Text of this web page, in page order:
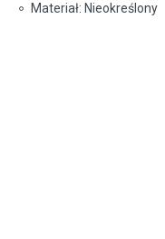
Materiał: Nieokreślony